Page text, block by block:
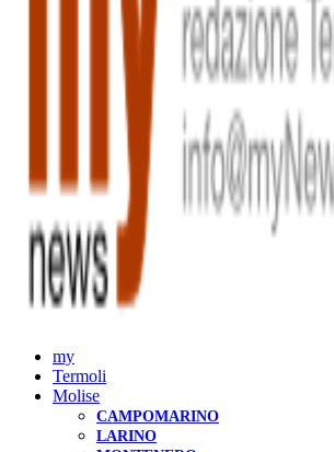
my
Termoli
Molise
CAMPOMARINO
LARINO